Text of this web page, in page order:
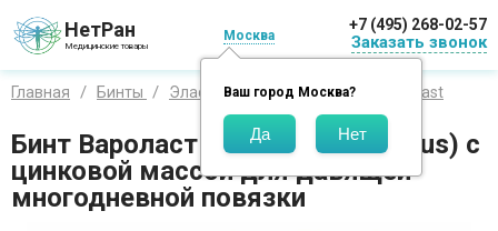
НетРан
Медицинские товары
Москва
Ваш город Москва?
+7 (495) 268-02-57
Заказать звонок
Главная Бинты Эластичные Hartmann Varolast
Бинт Вароласт плюс (Varolast Plus) с
цинковой массой для давящей
многодневной повязки